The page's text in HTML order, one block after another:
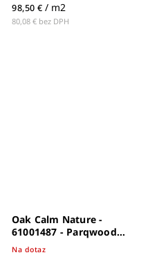
80,08 € bez DPH
98,50 € / m2
Oak Calm Nature -
61001487 - Parqwood
dyhovaná drevená podlaha
Na dotaz